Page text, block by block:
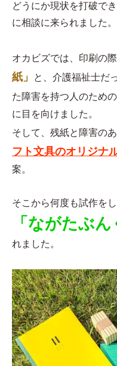
どうにか現状を打破で
に相談に来られました。
オカビズでは、印刷の
紙」
と、介護福祉士だ
た障害を持つ人のための
に目を向けました。
そして、残紙と障害の
フト文具のオリジナ
案。
そこから何度も試作を
「ながたぶん
れました。